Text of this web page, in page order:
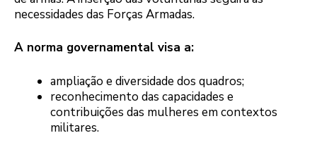
necessidades das Forças Armadas.
A norma governamental visa a:
ampliação e diversidade dos quadros;
reconhecimento das capacidades e
contribuições das mulheres em contextos
militares.